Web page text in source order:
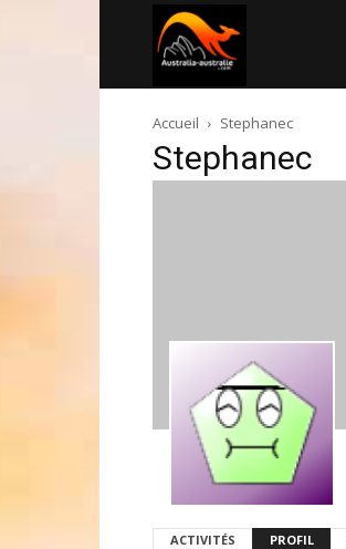
australie.com
Accueil Stephanec
Stephanec
ACTIVITÉS PROFIL